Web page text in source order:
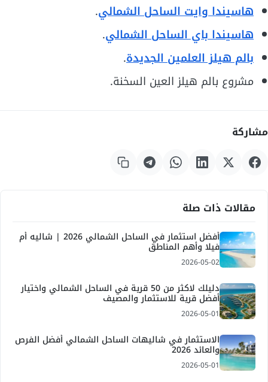
هاسيندا وايت الساحل الشمالي.
هاسيندا باي الساحل الشمالي.
بالم هيلز العلمين الجديدة.
مشروع بالم هيلز العين السخنة.
مشاركة
مقالات ذات صلة
أفضل استثمار في الساحل الشمالي 2026 | شاليه أم
فيلا وأهم المناطق
2026-05-02
دليلك لاكثر من 50 قرية في الساحل الشمالي واختيار
أفضل قرية للاستثمار والمصيف
2026-05-01
الاستثمار في شاليهات الساحل الشمالي أفضل الفرص
والعائد 2026
2026-05-01